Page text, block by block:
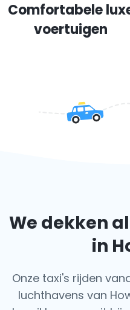
Comfortabele
voertuigen
We dekken
in
Onze taxi's rijden
luchthavens van